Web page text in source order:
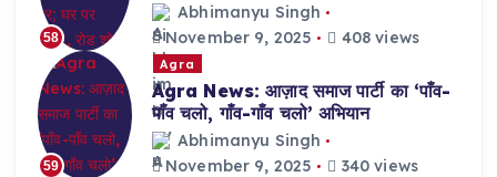
58
Abhimanyu Singh
November 9, 2025
408 views
59
Agra
Agra News: आज़ाद समाज पार्टी का ‘पाँव-
पाँव चलो, गाँव-गाँव चलो’ अभियान
Abhimanyu Singh
November 9, 2025
340 views